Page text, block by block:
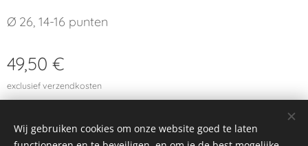
Ø 26, 14-16 punten
49,50 €
exclusief verzendkosten
Wij gebruiken cookies om onze website goed te laten